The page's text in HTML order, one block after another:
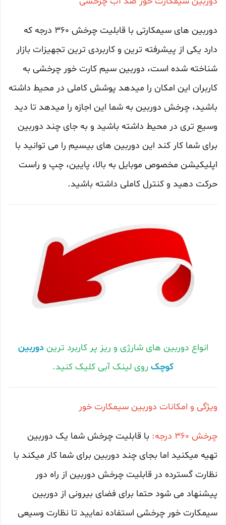
دوربین های سیمکارتی با قابلیت چرخش 360 درجه که
دارد یکی از پیشرفته ترین و کاربردی ترین تجهیزات بازار
شناخته شده است، دوربین سیم کارت خور چرخشی به
کاربران این امکان را میدهد پوشش کاملی در محیط داشته
باشید، چرخش دوربین به شما این اجازه را میدهد تا دید
وسیع تری در محیط داشته باشید و به جای چند دوربین
برای شما کار کند این دوربین های بیسیم را می توانید با
اپلیکیشن مخصوص موبایل به بالا، پایین، چپ و راست
حرکت دهید و کنترل کاملی داشته باشید.
انواع دوربین های شارژی و ریز پر کاربرد ترین دوربین
کوچک روی لینک آبی کلیک کنید.
ویژگی و امکانات دوربین سیمکارت خور
چرخش 360 درجه:
با قابلیت چرخش شما یک دوربین
تهیه میکنید اما بجای چند دوربین برای شما کار میکند با
نظارت گسترده در قابلیت چرخش دوربین از راه دور
پیشنهاد می شود حتما برای فضای بیرونی از دوربین
سیمکارت خور چرخشی استفاده نمایید تا نظارت وسیعی